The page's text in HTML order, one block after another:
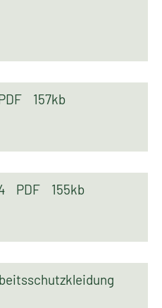
157kb
PDF 155kb